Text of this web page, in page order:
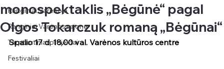
Renginiai Varėnoje
Renginiai Varėnos rajone
Tarptautiniai projektai
Festivaliai
monospektaklis „Bėgūnė“ pagal
Olgos Tokarczuk romaną „Bėgūnai“
Spalio 17 d. 18.00 val. Varėnos kultūros centre